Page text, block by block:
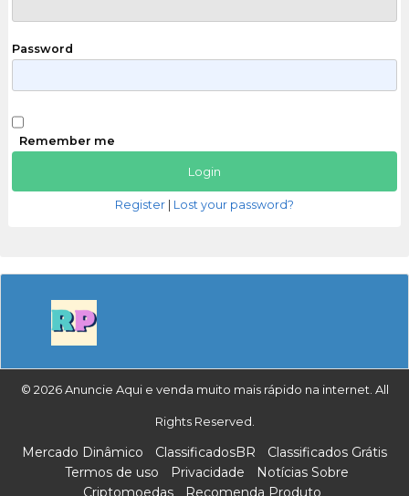
Password
Remember me
Register Lost your password?
© 2026 Anuncie Aqui e venda muito mais rápido na internet. All
Rights Reserved.
Mercado Dinâmico ClassificadosBR
Classificados Grátis
Termos de uso
Privacidade
Notícias Sobre
Criptomoedas
Recomenda Produto